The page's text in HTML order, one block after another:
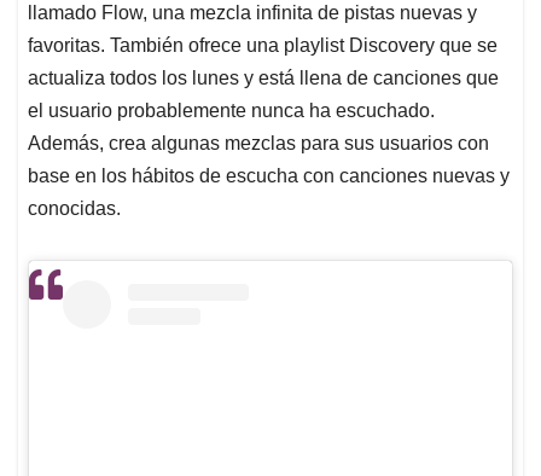
llamado Flow, una mezcla infinita de pistas nuevas y
favoritas. También ofrece una playlist Discovery que se
actualiza todos los lunes y está llena de canciones que
el usuario probablemente nunca ha escuchado.
Además, crea algunas mezclas para sus usuarios con
base en los hábitos de escucha con canciones nuevas y
conocidas.